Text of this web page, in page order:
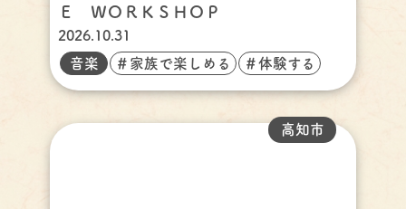
Ｅ ＷＯＲＫＳＨＯＰ
2026.10.31
音楽
＃家族で楽しめる ＃体験する
高知市